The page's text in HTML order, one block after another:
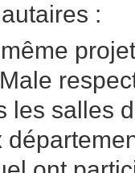
:
les salles